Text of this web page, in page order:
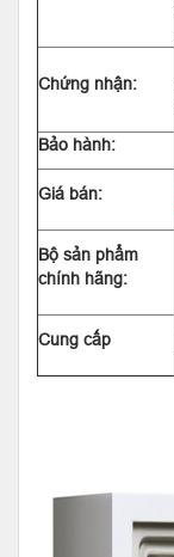
Chứng nhận:
Bảo hành:
Giá bán:
Bộ sản phẩm
chính hãng:
Cung cấp